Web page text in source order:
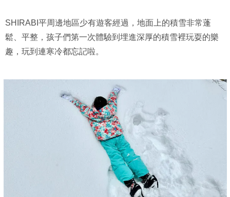
SHIRABI平周邊地區少有遊客經過，地面上的積雪非常蓬
鬆、平整，孩子們第一次體驗到埋進深厚的積雪裡玩耍的樂
趣，玩到連寒冷都忘記啦。